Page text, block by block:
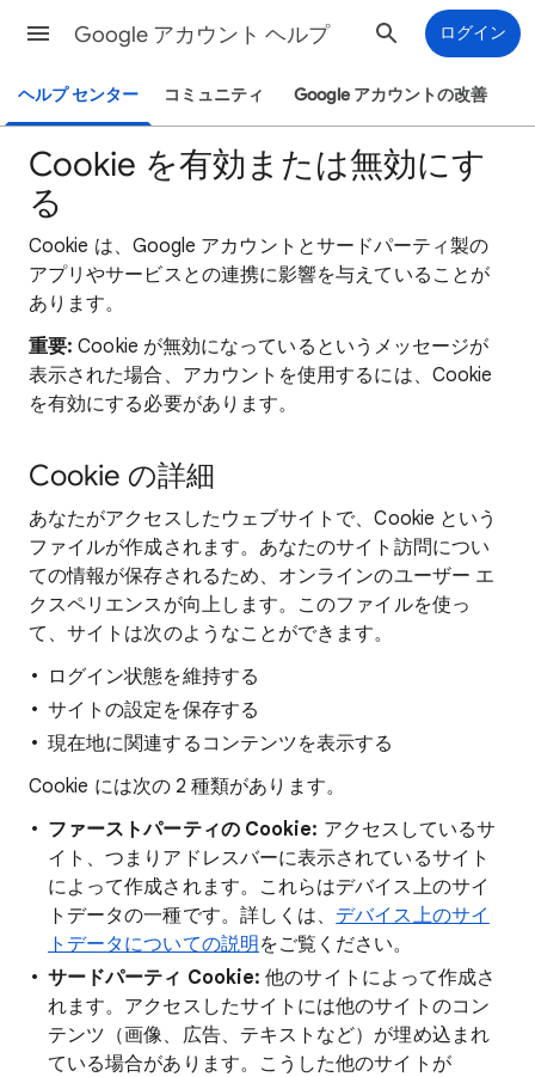
Google アカウント ヘルプ ログイン
ヘルプ センター コミュニティ Google アカウントの改善
Cookie を有効または無効にす
る
Cookie は、Google アカウントとサードパーティ製の
アプリやサービスとの連携に影響を与えていることが
あります。
重要: Cookie が無効になっているというメッセージが
表示された場合、アカウントを使用するには、Cookie
を有効にする必要があります。
Cookie の詳細
あなたがアクセスしたウェブサイトで、Cookie という
ファイルが作成されます。あなたのサイト訪問につい
ての情報が保存されるため、オンラインのユーザー エ
クスペリエンスが向上します。このファイルを使っ
て、サイトは次のようなことができます。
ログイン状態を維持する
サイトの設定を保存する
現在地に関連するコンテンツを表示する
Cookie には次の 2 種類があります。
ファーストパーティの Cookie: アクセスしているサ
イト、つまりアドレスバーに表示されているサイト
によって作成されます。これらはデバイス上のサイ
トデータの一種です。詳しくは、 デバイス上のサイ
トデータについての説明 をご覧ください。
サードパーティ Cookie: 他のサイトによって作成さ
れます。アクセスしたサイトには他のサイトのコン
テンツ（画像、広告、テキストなど）が埋め込まれ
ている場合があります。こうした他のサイトが